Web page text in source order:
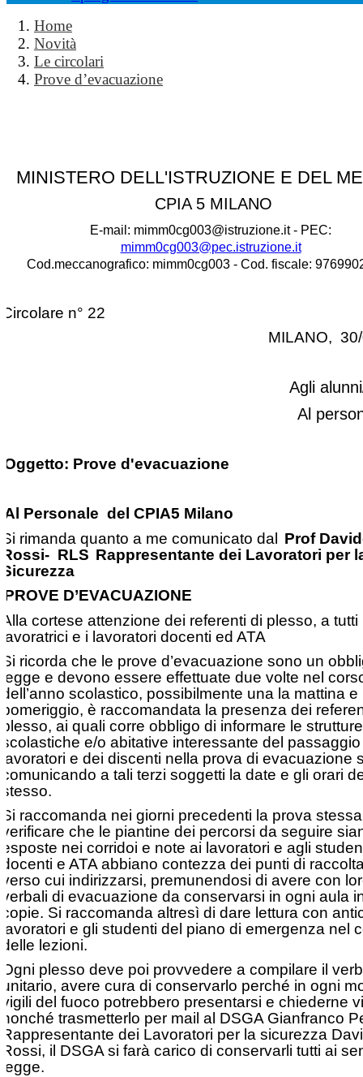
Home
Novità
Le circolari
Prove d’evacuazione
MINISTERO DELL'ISTRUZIONE E DEL
CPIA 5 MILANO
E-mail: mimm0cg003@istruzione.it - PEC:
mimm0cg003@pec.istruzione.it
Cod.meccanografico: mimm0cg003 - Cod. fiscale:
Circolare n° 22
MILANO,
Agli
Al
Oggetto: Prove d'evacuazione
Al Personale del CPIA5 Milano
Si rimanda quanto a me comunicato dal
Prof
Rossi- RLS Rappresentante dei Lavoratori per
Sicurezza
PROVE D’EVACUAZIONE
Alla cortese attenzione dei referenti di plesso, a tutti
lavoratrici e i lavoratori docenti ed ATA
Si ricorda che le prove d’evacuazione sono un
legge e devono essere effettuate due volte nel
dell’anno scolastico, possibilmente una la mattina e
pomeriggio, è raccomandata la presenza dei
plesso, ai quali corre obbligo di informare le strutture
scolastiche e/o abitative interessante del
lavoratori e dei discenti nella prova di evacuazione
comunicando a tali terzi soggetti la date e gli orari
stesso.
Si raccomanda nei giorni precedenti la prova
verificare che le piantine dei percorsi da seguire
esposte nei corridoi e note ai lavoratori e agli
docenti e ATA abbiano contezza dei punti di
verso cui indirizzarsi, premunendosi di avere con
verbali di evacuazione da conservarsi in ogni aula
copie. Si raccomanda altresì di dare lettura con
lavoratori e gli studenti del piano di emergenza nel
delle lezioni.
Ogni plesso deve poi provvedere a compilare il
unitario, avere cura di conservarlo perché in ogni
vigili del fuoco potrebbero presentarsi e chiederne
nonché trasmetterlo per mail al DSGA Gianfranco
Rappresentante dei Lavoratori per la sicurezza
Rossi, il DSGA si farà carico di conservarli tutti ai
legge.